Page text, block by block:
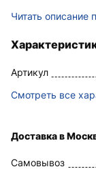
Читать описание
Артикул
Смотреть все
Доставка в
Самовывоз